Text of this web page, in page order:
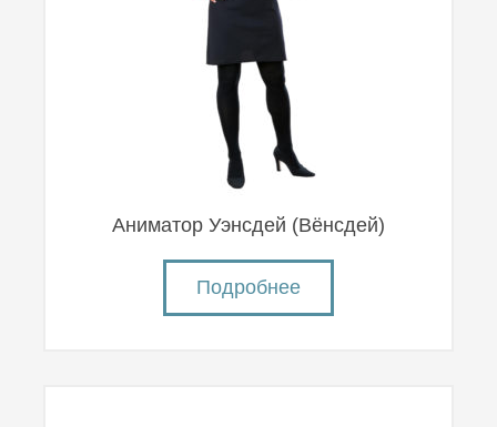
Аниматор Уэнсдей (Вëнсдей)
Подробнее